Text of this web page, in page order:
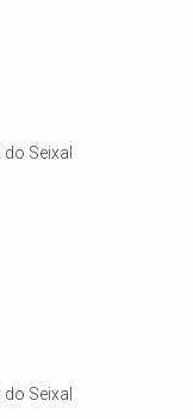
Seixal
Seixal